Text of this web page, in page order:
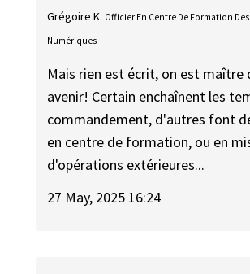
Grégoire K. Officier En Centre De Formation
Numériques
Mais rien est écrit, on est maître
avenir! Certain enchaînent les
commandement, d'autres font
en centre de formation, ou en
d'opérations extérieures...
27 May, 2025 16:24